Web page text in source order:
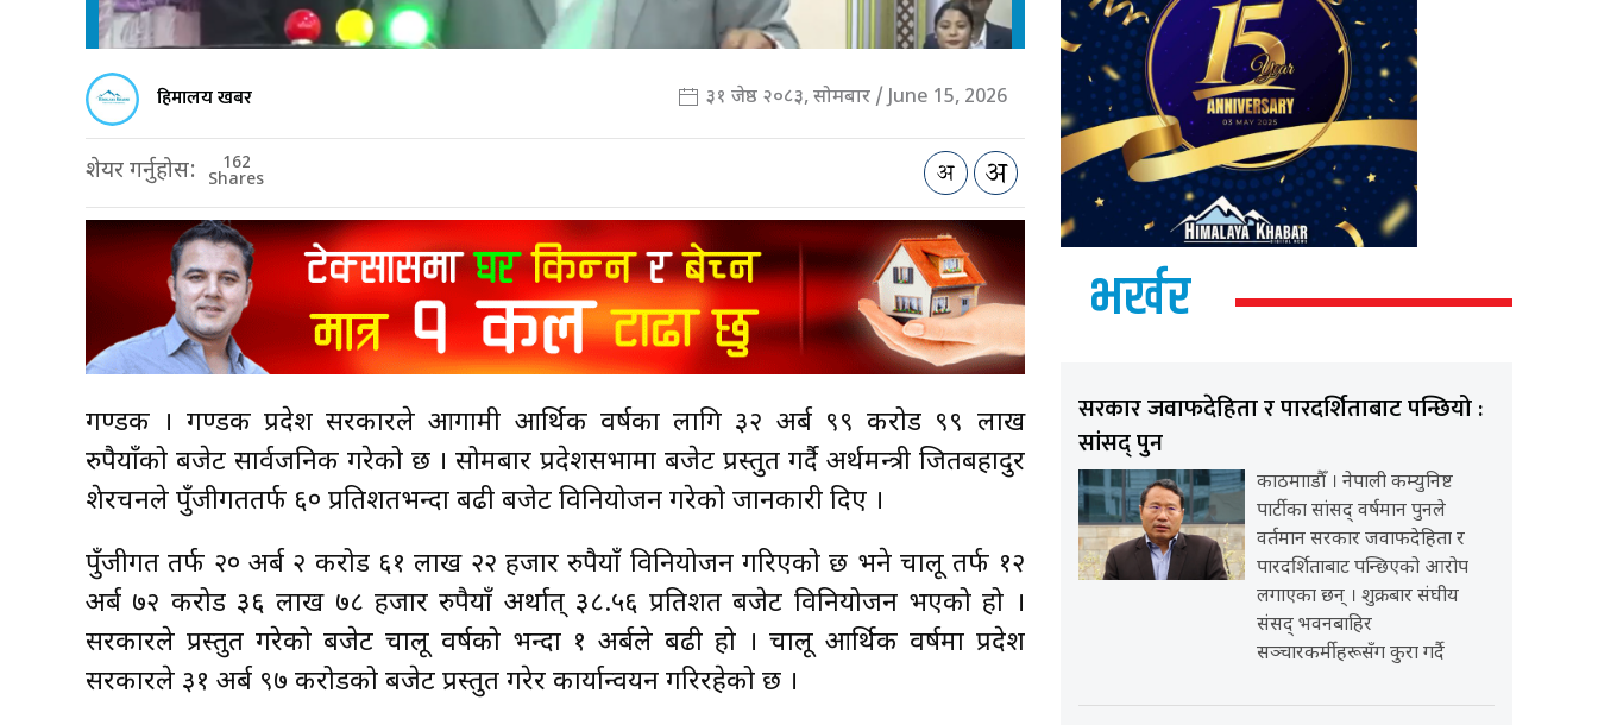
हिमालय खबर ३१ जेष्ठ २०८३, सोमबार / June 15, 2026
शेयर गर्नुहोस: 162
Shares
गण्डकी । गण्डकी प्रदेश सरकारले आगामी आर्थिक वर्षका लागि ३२ अर्ब ९९ करोड ९९ लाख
रुपैयाँको बजेट सार्वजनिक गरेको छ । सोमबार प्रदेशसभामा बजेट प्रस्तुत गर्दै अर्थमन्त्री जितबहादुर
शेरचनले पुँजीगततर्फ ६० प्रतिशतभन्दा बढी बजेट विनियोजन गरेको जानकारी दिए ।
पुँजीगत तर्फ २० अर्ब २ करोड ६१ लाख २२ हजार रुपैयाँ विनियोजन गरिएको छ भने चालू तर्फ १२
अर्ब ७२ करोड ३६ लाख ७८ हजार रुपैयाँ अर्थात् ३८.५६ प्रतिशत बजेट विनियोजन भएको हो ।
सरकारले प्रस्तुत गरेको बजेट चालू वर्षको भन्दा १ अर्बले बढी हो । चालू आर्थिक वर्षमा प्रदेश
सरकारले ३१ अर्ब ९७ करोडको बजेट प्रस्तुत गरेर कार्यान्वयन गरिरहेको छ ।
भर्खर
सरकार जवाफदेहिता र पारदर्शिताबाट पन्छियो :
सांसद् पुन
काठमााडौँ । नेपाली कम्युनिष्ट
पार्टीका सांसद् वर्षमान पुनले
वर्तमान सरकार जवाफदेहिता र
पारदर्शिताबाट पन्छिएको आरोप
लगाएका छन् । शुक्रबार संघीय
संसद् भवनबाहिर
सञ्चारकर्मीहरूसँग कुरा गर्दै